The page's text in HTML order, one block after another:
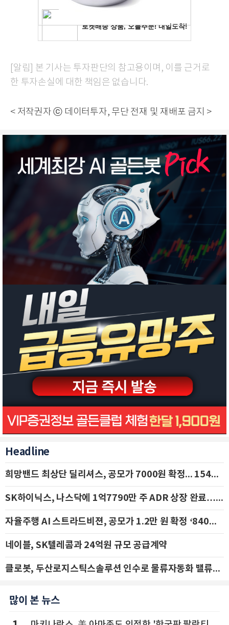
[알림] 본 기사는 투자판단의 참고용이며, 이를 근거로
한 투자손실에 대한 책임은 없습니다.
< 저작권자 ⓒ 데이터투자, 무단 전재 및 재배포 금지 >
Headline
희망밴드 최상단 딜리셔스, 공모가 7000원 확정... 154억 규모 IPO 돌입
SK하이닉스, 나스닥에 1억7790만 주 ADR 상장 완료…29일 국내 추가 상장
자율주행 AI 스트라드비젼, 공모가 1.2만 원 확정 ‘840억 수혈’
네이블, SK텔레콤과 24억원 규모 공급계약
클로봇, 두산로지스틱스솔루션 인수로 물류자동화 밸류체인 확장 추진 - IBK투자증권
많이 본 뉴스